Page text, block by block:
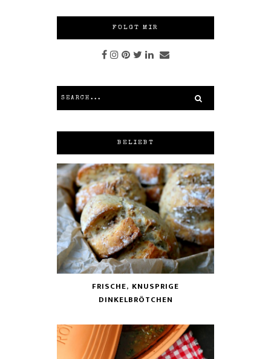
FOLGT MIR
BELIEBT
FRISCHE, KNUSPRIGE
DINKELBRÖTCHEN